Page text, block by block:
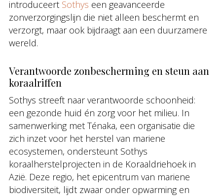
introduceert Sothys een geavanceerde
zonverzorgingslijn die niet alleen beschermt en
verzorgt, maar ook bijdraagt aan een duurzamere
wereld.
Verantwoorde zonbescherming en steun aan
koraalriffen
Sothys streeft naar verantwoorde schoonheid:
een gezonde huid én zorg voor het milieu. In
samenwerking met Ténaka, een organisatie die
zich inzet voor het herstel van mariene
ecosystemen, ondersteunt Sothys
koraalherstelprojecten in de Koraaldriehoek in
Azië. Deze regio, het epicentrum van mariene
biodiversiteit, lijdt zwaar onder opwarming en